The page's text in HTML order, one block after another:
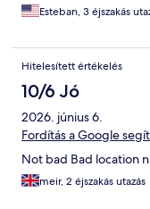
Esteban, 3 éjszakás
Hitelesített értékelés
10/6 Jó
2026. június 6.
Fordítás a Google
Not bad Bad location
meir, 2 éjszakás utazás